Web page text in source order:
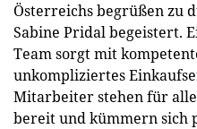
Österreichs begrüßen zu
Sabine Pridal begeistert.
Team sorgt mit
unkompliziertes
Mitarbeiter stehen für
bereit und kümmern sich